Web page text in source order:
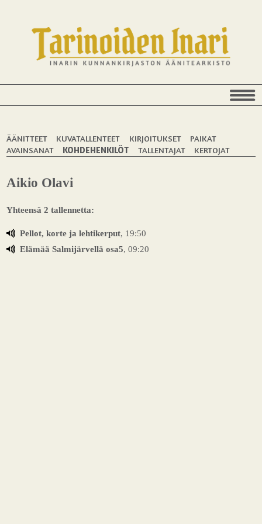
ÄÄNITTEET KUVATALLENTEET KIRJOITUKSET
PAIKAT
AVAINSANAT
KOHDEHENKILÖT TALLENTAJAT KERTOJAT
Aikio Olavi
Yhteensä 2 tallennetta:
Pellot, korte ja lehtikerput, 19:50
Elämää Salmijärvellä osa5, 09:20